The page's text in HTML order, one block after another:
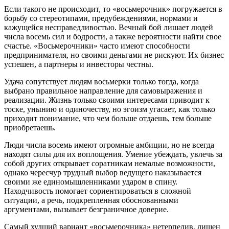
Если такого не происходит, то «восьмерочник» погружается в
борьбу со стереотипами, предубеждениями, нормами и
кажущейся несправедливостью. Вечный бой лишает людей
числа восемь сил и бодрости, а также вероятности найти свое
счастье. «Восьмерочники» часто имеют способности
предпринимателя, но своими деньгами не рискуют. Их бизнес
успешен, а партнеры и инвесторы честны.
Удача сопутствует людям восьмерки только тогда, когда
выбрано правильное направление для самовыражения и
реализации. Жизнь только своими интересами приводит к
тоске, унынию и одиночеству, но эгоизм угасает, как только
приходит понимание, что чем больше отдаешь, тем больше
приобретаешь.
Люди числа восемь имеют огромные амбиции, но не всегда
находят силы для их воплощения. Умение убеждать, увлечь за
собой других открывает соратникам немалые возможности,
однако чересчур трудный выбор ведущего наказывается
своими же единомышленниками ударом в спину.
Находчивость помогает сориентироваться в сложной
ситуации, а речь, подкрепленная обоснованными
аргументами, вызывает безграничное доверие.
Самый худший вариант «восьмерочника» нетерпелив, лишен